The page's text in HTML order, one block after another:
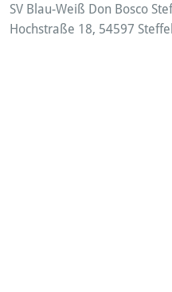
SV Blau-Weiß Don Bosco
Hochstraße 18, 54597